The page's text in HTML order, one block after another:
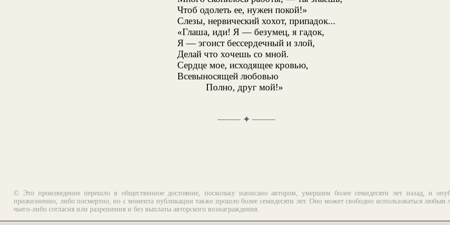
Чтоб одолеть ее, нужен покой!»
Слезы, нервический хохот, припадок...
«Глаша, иди! Я — безумец, я гадок,
Я — эгоист бессердечный и злой,
Делай что хочешь со мной.
Сердце мое, исходящее кровью,
Всевыносящей любовью
Полно, друг мой!»
✦
© Это произведение перешло в общественное достояние, поскольку написано автором, умершим более семидесяти лет назад, и
прижизненно, либо посмертно, но с момента публикации также прошло более семидесяти лет. Оно может свободно использоваться любым
чьего-либо согласия или разрешения и без выплаты авторского вознаграждения.